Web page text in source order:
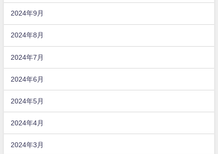
2024年9月
2024年8月
2024年7月
2024年6月
2024年5月
2024年4月
2024年3月